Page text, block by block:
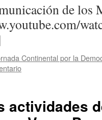
de los
Continental por la
actividades